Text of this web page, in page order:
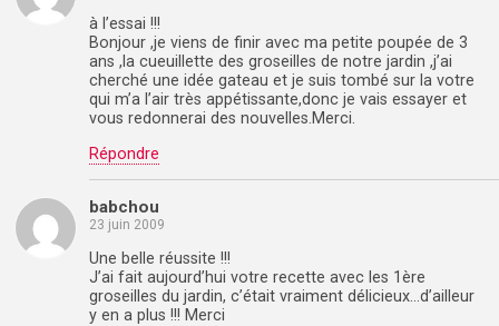
à l’essai !!!
Bonjour ,je viens de finir avec ma petite poupée de 3
ans ,la cueuillette des groseilles de notre jardin ,j’ai
cherché une idée gateau et je suis tombé sur la votre
qui m’a l’air très appétissante,donc je vais essayer et
vous redonnerai des nouvelles.Merci.
Répondre
babchou
23 juin 2009
Une belle réussite !!!
J’ai fait aujourd’hui votre recette avec les 1ère
groseilles du jardin, c’était vraiment délicieux…d’ailleur
y en a plus !!! Merci